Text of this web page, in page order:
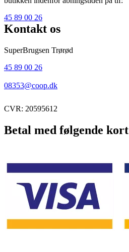
45 89 00 26
Kontakt os
SuperBrugsen Trørød
45 89 00 26
08353@coop.dk
CVR: 20595612
Betal med følgende kort